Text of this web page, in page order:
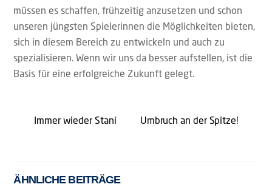
müssen es schaffen, frühzeitig anzusetzen und schon
unseren jüngsten Spielerinnen die Möglichkeiten bieten,
sich in diesem Bereich zu entwickeln und auch zu
spezialisieren. Wenn wir uns da besser aufstellen, ist die
Basis für eine erfolgreiche Zukunft gelegt.
Immer wieder Stani Umbruch an der Spitze!
ÄHNLICHE BEITRÄGE